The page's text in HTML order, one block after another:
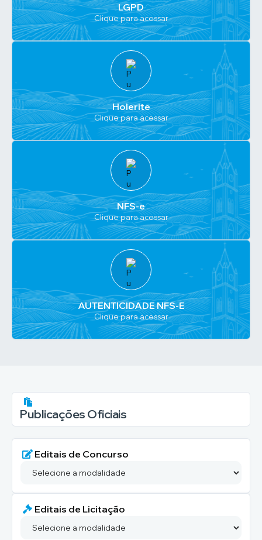
LGPD
Clique para acessar
Holerite
Clique para acessar
NFS-e
Clique para acessar
AUTENTICIDADE NFS-E
Clique para acessar
Publicações Oficiais
Editais de Concurso
Editais de Licitação